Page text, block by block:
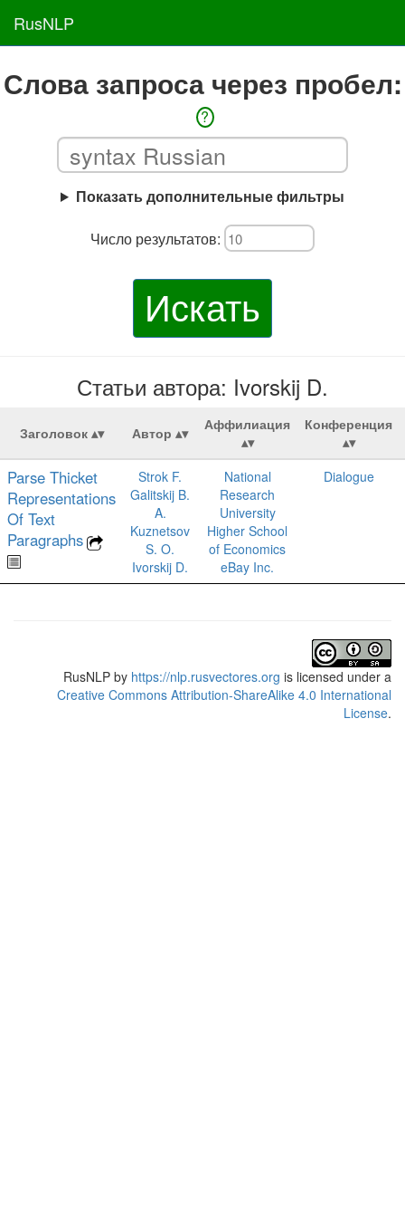
RusNLP
Слова запроса через пробел:
?
Показать дополнительные фильтры
Число результатов:
Искать
Статьи автора: Ivorskij D.
Заголовок Автор Аффилиация Конференция
Parse Thicket
Representations
Of Text
Paragraphs
Strok F.
Galitskij B.
A.
Kuznetsov
S. O.
Ivorskij D.
National
Research
University
Higher School
of Economics
eBay Inc.
Dialogue
RusNLP by https://nlp.rusvectores.org is licensed under a
Creative Commons Attribution-ShareAlike 4.0 International
License.